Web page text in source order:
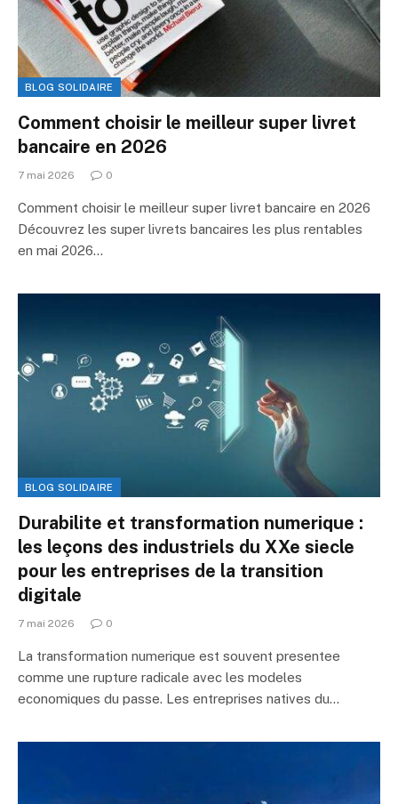
BLOG SOLIDAIRE
Comment choisir le meilleur super livret
bancaire en 2026
7 mai 2026 0
Comment choisir le meilleur super livret bancaire en 2026
Découvrez les super livrets bancaires les plus rentables
en mai 2026…
BLOG SOLIDAIRE
Durabilite et transformation numerique :
les leçons des industriels du XXe siecle
pour les entreprises de la transition
digitale
7 mai 2026 0
La transformation numerique est souvent presentee
comme une rupture radicale avec les modeles
economiques du passe. Les entreprises natives du…